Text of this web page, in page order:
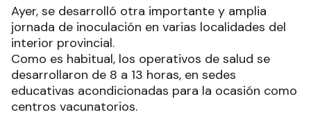
Ayer, se desarrolló otra importante y amplia
jornada de inoculación en varias localidades del
interior provincial.
Como es habitual, los operativos de salud se
desarrollaron de 8 a 13 horas, en sedes
educativas acondicionadas para la ocasión como
centros vacunatorios.